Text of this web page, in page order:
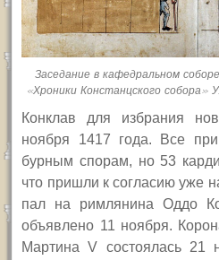
Заседание в кафедральном
«Хроники Констанцского собора»
Конклав для избрания
ноября 1417 года. Все
бурным спорам, но 53
что пришли к согласию уже
пал на римлянина Оддо
объявлено 11 ноября.
МартинаV состоялась 21